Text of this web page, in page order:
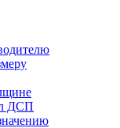
ДСП